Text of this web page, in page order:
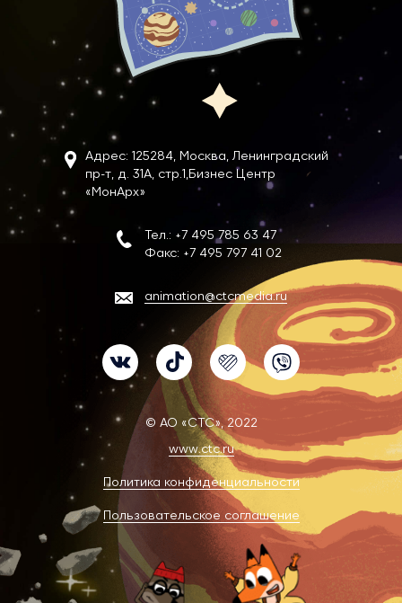
Адрес: 125284, Москва, Ленинградский
пр-т, д. 31А, стр.1,Бизнес Центр
«МонАрх»
Тел.: +7 495 785 63 47
Факс: +7 495 797 41 02
animation@ctcmedia.ru
VK TikTok Likee
© АО «СТС», 2022
www.ctc.ru
Политика конфиденциальности
Пользовательское соглашение